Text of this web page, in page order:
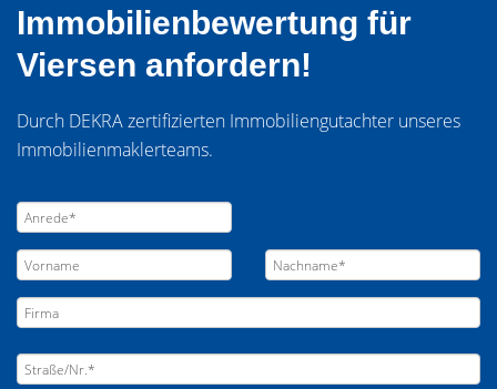
Immobilienbewertung für
Viersen anfordern!
Durch DEKRA zertifizierten Immobiliengutachter unseres
Immobilienmaklerteams.